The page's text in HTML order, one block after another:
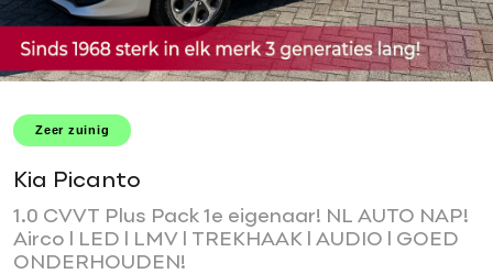
Zeer zuinig
Kia Picanto
1.0 CVVT Plus Pack 1e eigenaar! NL AUTO NAP!
Airco l LED l LMV l TREKHAAK l AUDIO l GOED
ONDERHOUDEN!